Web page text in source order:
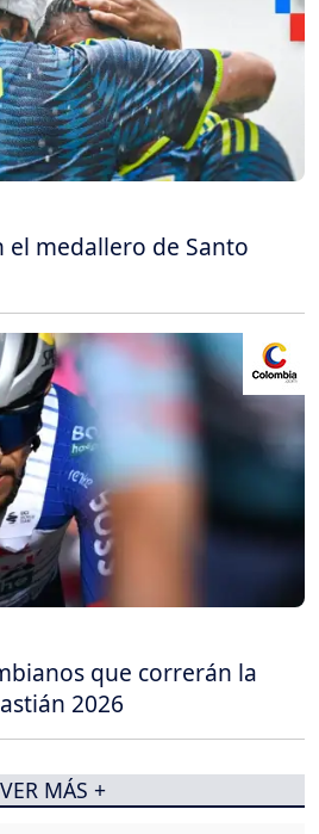
el medallero de Santo
que correrán la
2026
VER MÁS +